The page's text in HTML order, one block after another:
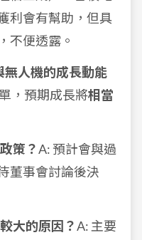
利會有幫助，但具
不便透露。
無人機的成長動能
，預期成長將相當
策？A: 預計會與過
董事會討論後決
大的原因？A: 主要